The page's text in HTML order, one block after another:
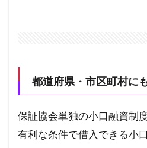
都道府県・市区町村に
保証協会単独の小口融資制
有利な条件で借入できる小